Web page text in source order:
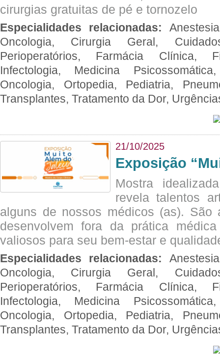
cirurgias gratuitas de pé e tornozelo
Especialidades relacionadas:
Oncologia, Cirurgia Geral,
Perioperatórios, Farmácia Clínica,
Infectologia, Medicina
Oncologia, Ortopedia, Pediatria,
Transplantes, Tratamento da Dor,
21/10/2025
Exposição
Mostra
revela talentos
alguns de nossos médicos (as). São
desenvolvem fora da prática
valiosos para seu bem-estar e
Especialidades relacionadas:
Oncologia, Cirurgia Geral,
Perioperatórios, Farmácia Clínica,
Infectologia, Medicina
Oncologia, Ortopedia, Pediatria,
Transplantes, Tratamento da Dor,